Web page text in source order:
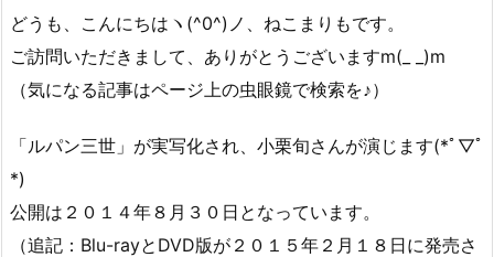
どうも、こんにちはヽ(^0^)ノ、ねこまりもです。
ご訪問いただきまして、ありがとうございますm(_ _)m
（気になる記事はページ上の虫眼鏡で検索を♪）
「ルパン三世」が実写化され、小栗旬さんが演じます(*ﾟ▽ﾟ
*)
公開は２０１４年８月３０日となっています。
（追記：Blu-rayとDVD版が２０１５年２月１８日に発売さ